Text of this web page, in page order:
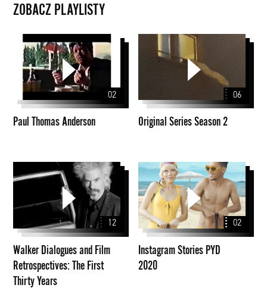
ZOBACZ PLAYLISTY
Paul
Thomas
Anderson
02
Paul Thomas Anderson
06
Original Series Season 2
Dialogues
Film
Retrospectives:
First
Thirty
Years
12
Walker Dialogues and Film
Retrospectives: The First
Thirty Years
Instagram
Stories
PYD
2020
02
Instagram Stories PYD
2020